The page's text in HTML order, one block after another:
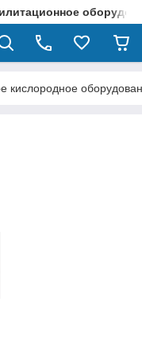
кислородное